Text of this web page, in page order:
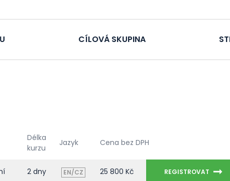
CÍLOVÁ SKUPINA
Délka
kurzu
Jazyk Cena bez DPH
2 dny EN/CZ 25 800 Kč REGISTROVAT